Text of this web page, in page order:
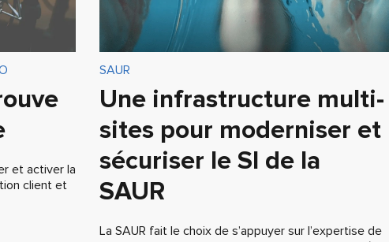
et activer la
client et
SAUR
Une infrastructure multi-
sites pour moderniser et
sécuriser le SI de la
SAUR
La SAUR fait le choix de s’appuyer sur l’expertise de